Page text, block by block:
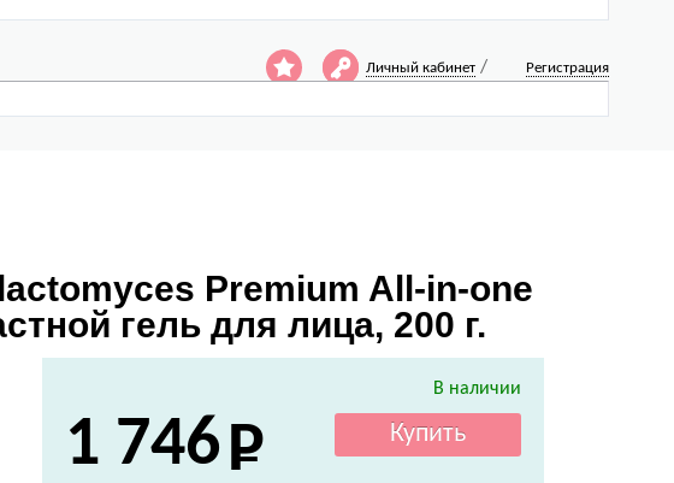
Личный кабинет / Регистрация
Premium All-in-one
гель для лица, 200 г.
В наличии
1 746